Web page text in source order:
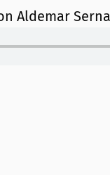
Aldemar